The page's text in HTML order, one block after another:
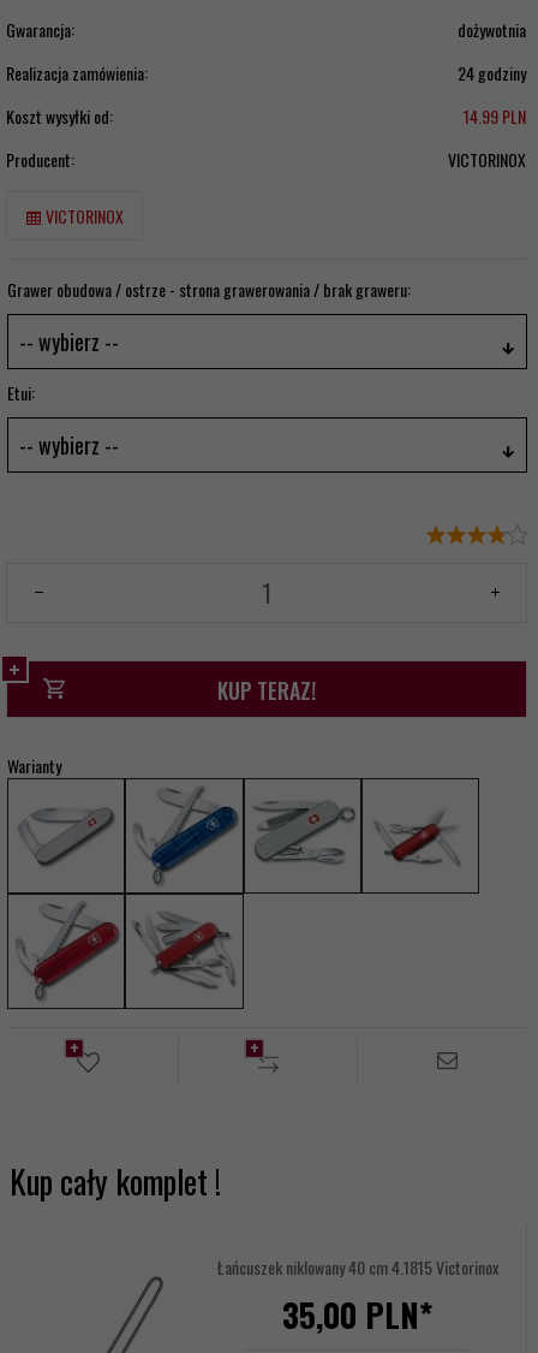
Gwarancja:
dożywotnia
Realizacja zamówienia:
24 godziny
Koszt wysyłki od:
14.99 PLN
Producent:
VICTORINOX
VICTORINOX
Grawer obudowa / ostrze - strona grawerowania / brak graweru:
-- wybierz --
Etui:
-- wybierz --
KUP TERAZ!
Warianty
Kup cały komplet !
Łańcuszek niklowany 40 cm 4.1815 Victorinox
35,00 PLN*